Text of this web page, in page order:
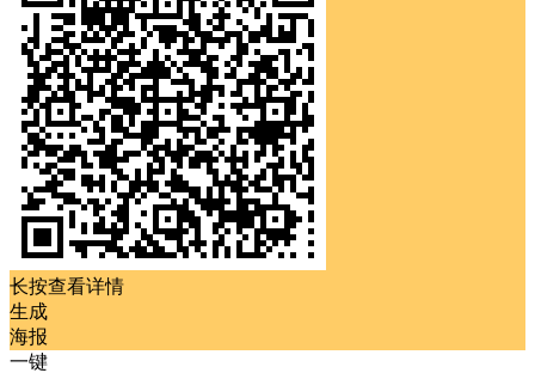
长按查看详情
生成
海报
一键